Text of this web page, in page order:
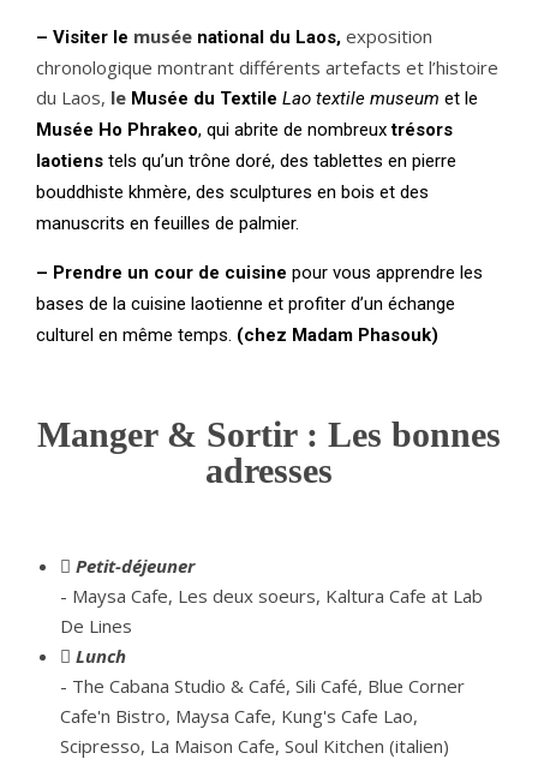
– Visiter le musée national du Laos, exposition
chronologique montrant différents artefacts et l’histoire
du Laos, le Musée du Textile Lao textile museum et le
Musée Ho Phrakeo, qui abrite de nombreuxtrésors
laotiens tels qu’un trône doré, des tablettes en pierre
bouddhiste khmère, des sculptures en bois et des
manuscrits en feuilles de palmier.
– Prendre un cour de cuisine pour vous apprendre les
bases de la cuisine laotienne et profiter d’un échange
culturel en même temps. (chez Madam Phasouk)
Manger & Sortir : Les bonnes
adresses
Petit-déjeuner
- Maysa Cafe, Les deux soeurs, Kaltura Cafe at Lab
De Lines
Lunch
- The Cabana Studio & Café, Sili Café, Blue Corner
Cafe'n Bistro, Maysa Cafe, Kung's Cafe Lao,
Scipresso, La Maison Cafe, Soul Kitchen (italien)